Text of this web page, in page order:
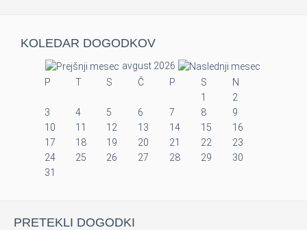
KOLEDAR DOGODKOV
avgust 2026
P
T S Č P S
N
1
2
3
4 5 6 7 8
9
10
11 12 13 14 15
16
17
18 19 20 21 22
23
24
25 26 27 28 29
30
31
PRETEKLI DOGODKI